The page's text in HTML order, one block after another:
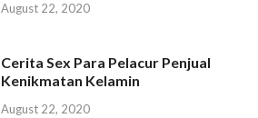
August 22, 2020
Cerita Sex Para Pelacur Penjual
Kenikmatan Kelamin
August 22, 2020